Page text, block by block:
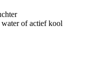
of actief kool